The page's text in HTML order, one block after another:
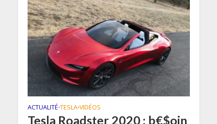
ACTUALITÉ•TESLA•VIDÉOS
Tesla Roadster 2020 : b€$oin